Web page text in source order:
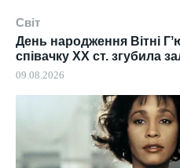
Світ
День народження Вітні
співачку ХХ ст. згубила
09.08.2026